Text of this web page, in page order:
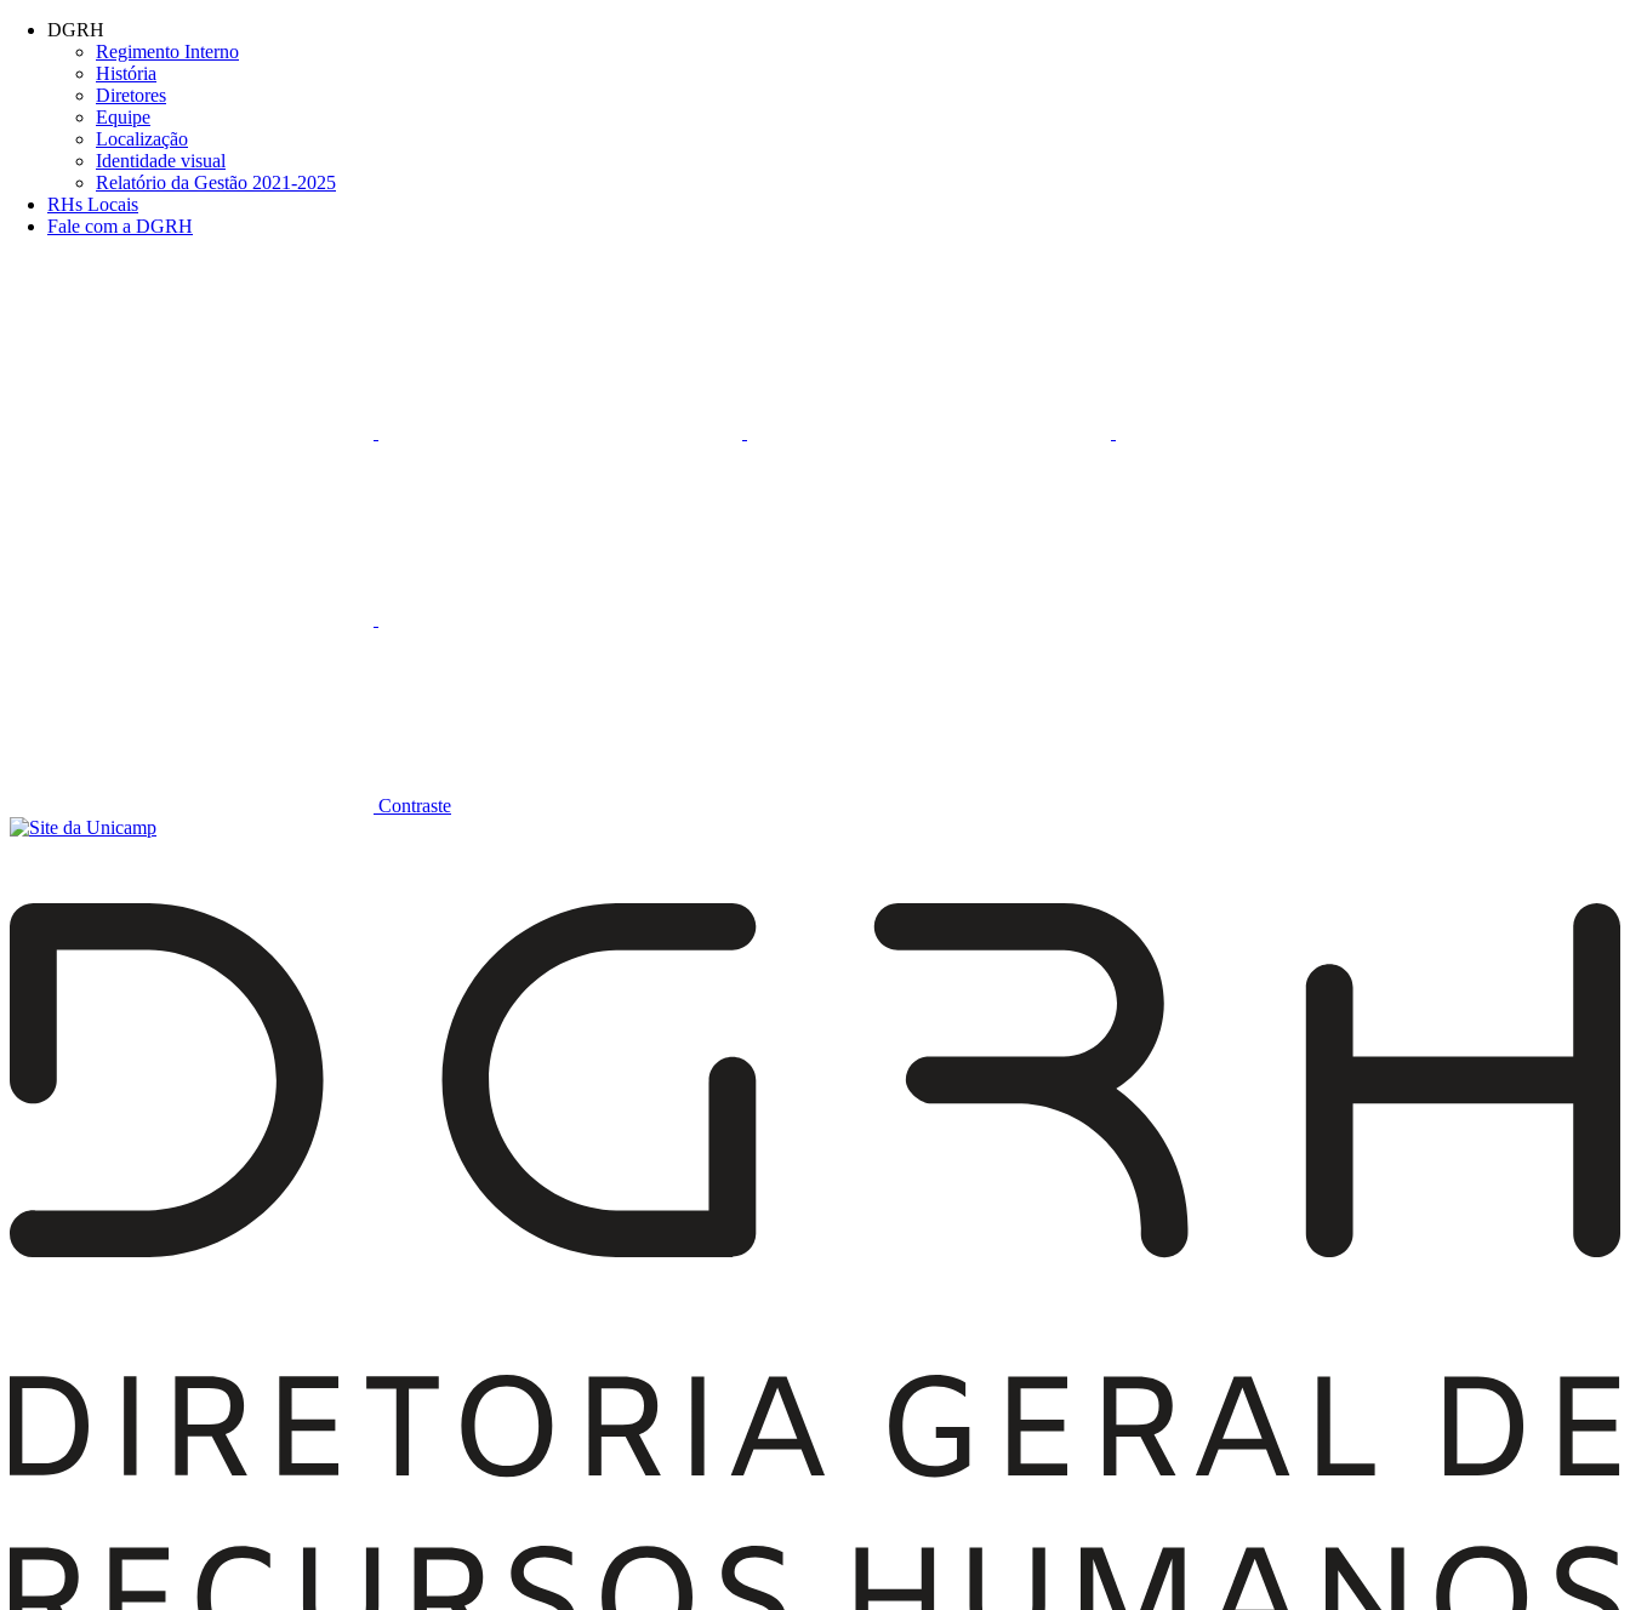
Conteúdo principal
DGRH
Regimento Interno
História
Diretores
Equipe
Localização
Identidade visual
Relatório da Gestão 2021-2025
RHs Locais
Fale com a DGRH
Contraste